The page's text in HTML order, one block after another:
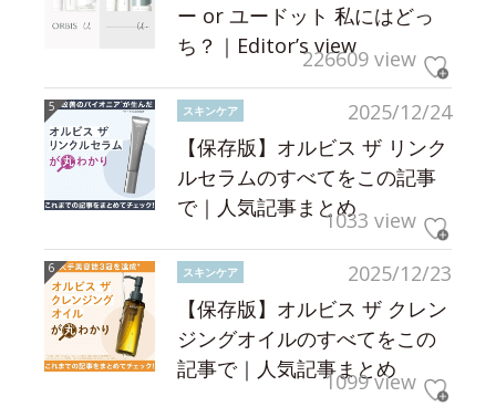
ー or ユードット 私にはどっ
ち？｜Editor’s view226609 view
2025/12/24
スキンケア
【保存版】オルビス ザ リンク
ルセラムのすべてをこの記事
で｜人気記事まとめ1033 view
2025/12/23
スキンケア
【保存版】オルビス ザ クレン
ジングオイルのすべてをこの
記事で｜人気記事まとめ
1099 view